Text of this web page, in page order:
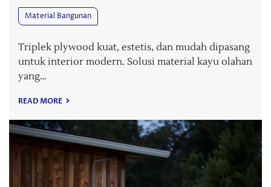
Material Bangunan
Triplek plywood kuat, estetis, dan mudah dipasang
untuk interior modern. Solusi material kayu olahan
yang…
READ MORE